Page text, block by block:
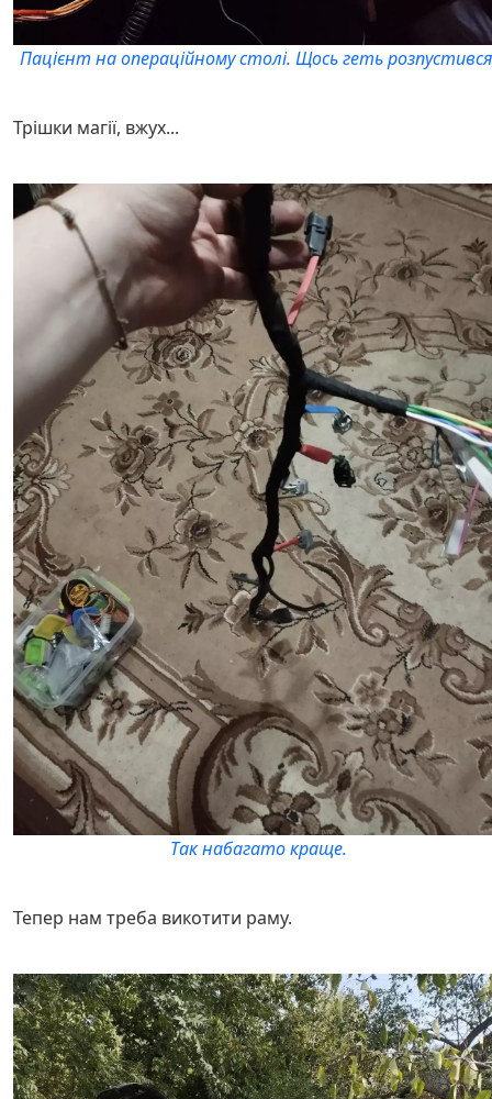
Пацієнт на операційному столі. Щось геть
Трішки магії, вжух...
Так набагато краще.
Тепер нам треба викотити раму.